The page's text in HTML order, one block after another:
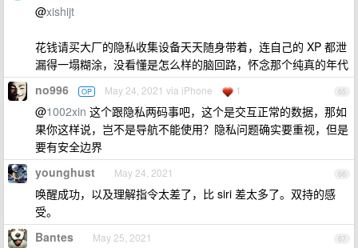
@xishijt
花钱请买大厂的隐私收集设备天天随身带着，连自己的 XP 都泄
漏得一塌糊涂，没看懂是怎么样的脑回路，怀念那个纯真的年代
65
no996 OP May 24, 2021 via iPhone 1
@1002xin 这个跟隐私两码事吧，这个是交互正常的数据，那如
果你这样说，岂不是导航不能使用？隐私问题确实要重视，但是
要有安全边界
66
younghust May 24, 2021
唤醒成功，以及理解指令太差了，比 siri 差太多了。双持的感
受。
67
Bantes May 25, 2021